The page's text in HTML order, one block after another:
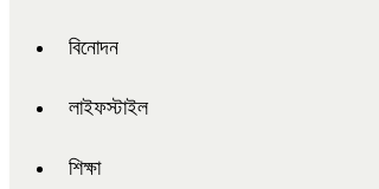
বিনোদন
লাইফস্টাইল
শিক্ষা